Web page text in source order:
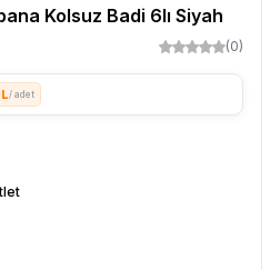
Kolsuz Badi 6lı Siyah
(0)
/ adet